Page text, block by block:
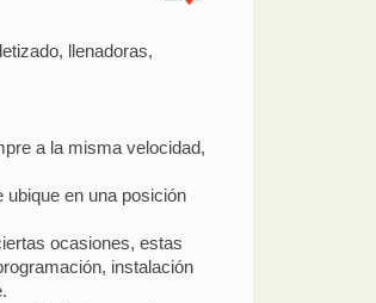
llenadoras,
a la misma velocidad,
en una posición
ocasiones, estas
instalación